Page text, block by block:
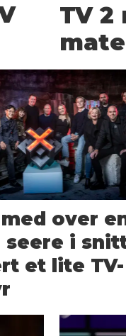
TV
over
i
et lite TV-